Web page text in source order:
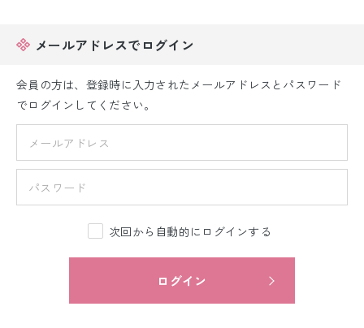
ベビー着物レンタル
ジュニア着物レンタル
紋付袴レンタル
メールアドレスでログイン
会員の方は、登録時に入力されたメールアドレスとパスワード
でログインしてください。
次回から自動的にログインする
ログイン